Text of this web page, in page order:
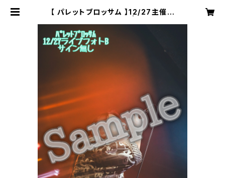
【 パレットブロッサム 】12/27主催ラ
OUNDNAUTS OFFICIAL WEB S
HOP